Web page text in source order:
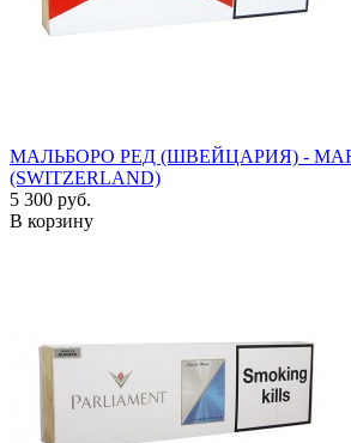
МАЛЬБОРО РЕД (ШВЕЙЦАРИЯ) -
(SWITZERLAND)
5 300 руб.
В корзину